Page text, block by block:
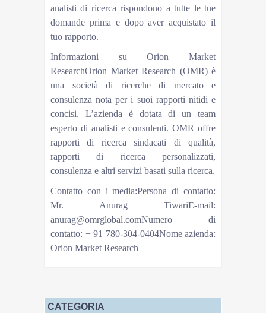
analisti di ricerca rispondono a tutte le tue
domande prima e dopo aver acquistato il
tuo rapporto.
Informazioni su Orion Market
ResearchOrion Market Research (OMR) è
una società di ricerche di mercato e
consulenza nota per i suoi rapporti nitidi e
concisi. L’azienda è dotata di un team
esperto di analisti e consulenti. OMR offre
rapporti di ricerca sindacati di qualità,
rapporti di ricerca personalizzati,
consulenza e altri servizi basati sulla ricerca.
Contatto con i media:Persona di contatto:
Mr. Anurag TiwariE-mail:
anurag@omrglobal.comNumero di
contatto: + 91 780-304-0404Nome azienda:
Orion Market Research
CATEGORIA